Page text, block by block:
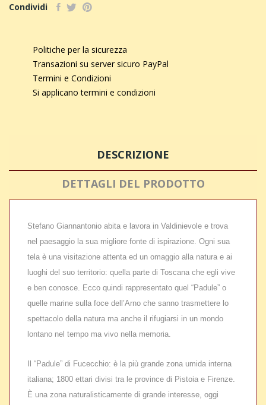
Condividi
Politiche per la sicurezza
Transazioni su server sicuro PayPal
Termini e Condizioni
Si applicano termini e condizioni
DESCRIZIONE
DETTAGLI DEL PRODOTTO
Stefano Giannantonio abita e lavora in Valdinievole e trova
nel paesaggio la sua migliore fonte di ispirazione. Ogni sua
tela è una visitazione attenta ed un omaggio alla natura e ai
luoghi del suo territorio: quella parte di Toscana che egli vive
e ben conosce. Ecco quindi rappresentato quel “Padule” o
quelle marine sulla foce dell’Arno che sanno trasmettere lo
spettacolo della natura ma anche il rifugiarsi in un mondo
lontano nel tempo ma vivo nella memoria.
Il “Padule” di Fucecchio: è la più grande zona umida interna
italiana; 1800 ettari divisi tra le province di Pistoia e Firenze.
È una zona naturalisticamente di grande interesse, oggi